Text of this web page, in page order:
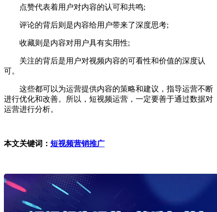
点赞代表着用户对内容的认可和共鸣;
评论的背后则是内容给用户带来了深度思考;
收藏则是内容对用户具有实用性;
关注的背后是用户对视频内容的可看性和价值的深度认
可。
这些都可以为运营提供内容的策略和建议，指导运营不断
进行优化和改善。所以，短视频运营，一定要善于通过数据对
运营进行分析。
本文关键词： 短视频营销推广